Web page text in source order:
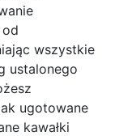
wszystkie
ustalonego
ugotowane
kawałki